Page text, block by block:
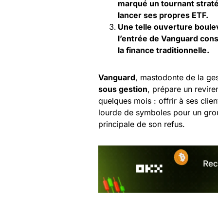
marqué un tournant
lancer ses propres ETF.
Une telle ouverture
l’entrée de Vanguard
la finance traditionnelle.
Vanguard, mastodonte de la
sous gestion, prépare un
quelques mois : offrir à ses
lourde de symboles pour un
principale de son refus.